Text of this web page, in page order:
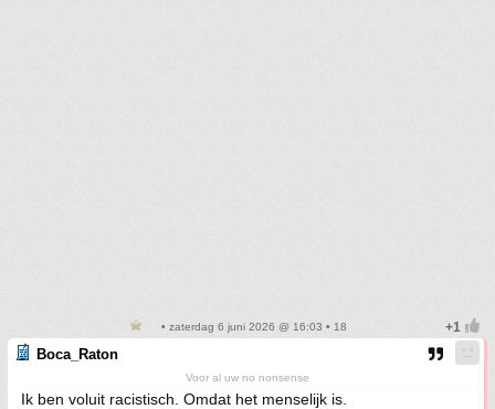
• zaterdag 6 juni 2026 @ 16:03 • 18
Boca_Raton
Voor al uw no nonsense
Ik ben voluit racistisch. Omdat het menselijk is.